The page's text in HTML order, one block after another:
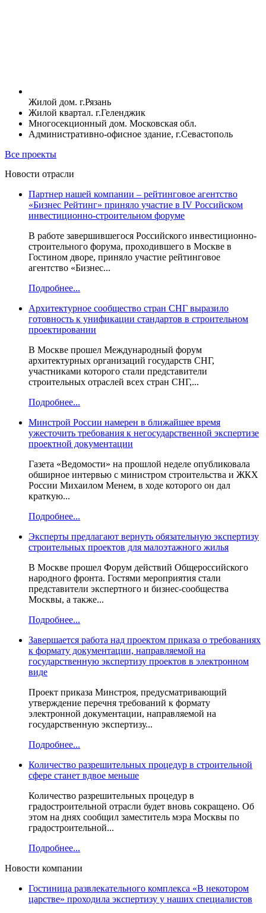
Жилой дом. г.Рязань
Жилой квартал. г.Геленджик
Многосекционный дом. Московская обл.
Административно-офисное здание, г.Севастополь
Все проекты
Новости отрасли
Партнер нашей компании – рейтинговое агентство
«Бизнес Рейтинг» приняло участие в IV Российском
инвестиционно-строительном форуме
В работе завершившегося Российского инвестиционно-
строительного форума, проходившего в Москве в
Гостином дворе, приняло участие рейтинговое
агентство «Бизнес...
Подробнее...
Архитектурное сообщество стран СНГ выразило
готовность к унификации стандартов в строительном
проектировании
В Москве прошел Международный форум
архитектурных организаций государств СНГ,
участниками которого стали представители
строительных отраслей всех стран СНГ,...
Подробнее...
Минстрой России намерен в ближайшее время
ужесточить требования к негосударственной экспертизе
проектной документации
Газета «Ведомости» на прошлой неделе опубликовала
обширное интервью с министром строительства и ЖКХ
России Михаилом Менем, в ходе которого он дал
краткую...
Подробнее...
Эксперты предлагают вернуть обязательную экспертизу
строительных проектов для малоэтажного жилья
В Москве прошел Форум действий Общероссийского
народного фронта. Гостями мероприятия стали
представители экспертного и бизнес-сообщества
Москвы, а также...
Подробнее...
Завершается работа над проектом приказа о требованиях
к формату документации, направляемой на
государственную экспертизу проектов в электронном
виде
Проект приказа Минстроя, предусматривающий
утверждение перечня требований к формату
электронной документации, направляемой на
государственную экспертизу...
Подробнее...
Количество разрешительных процедур в строительной
сфере станет вдвое меньше
Количество разрешительных процедур в
градостроительной отрасли будет вновь сокращено. Об
этом на днях сообщил заместитель мэра Москвы по
градостроительной...
Подробнее...
Новости компании
Гостиница развлекательного комплекса «В некотором
царстве» проходила экспертизу у наших специалистов